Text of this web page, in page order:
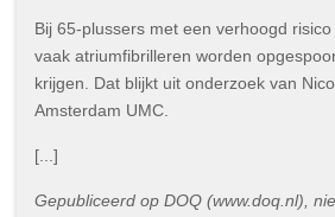
Bij 65-plussers met een verhoogd
vaak atriumfibrilleren worden
krijgen. Dat blijkt uit onderzoek van
Amsterdam UMC.
[...]
Gepubliceerd op DOQ (www.doq.nl),